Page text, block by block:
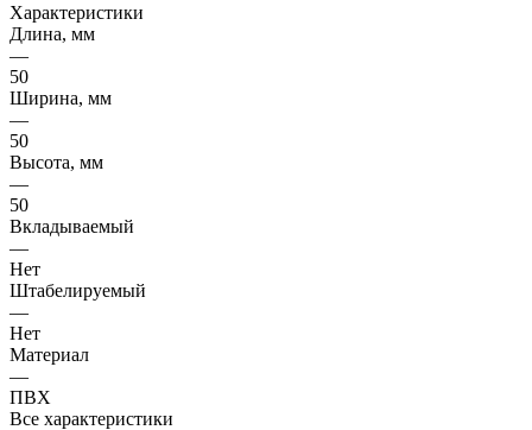
Характеристики
Длина, мм
—
50
Ширина, мм
—
50
Высота, мм
—
50
Вкладываемый
—
Нет
Штабелируемый
—
Нет
Материал
—
ПВХ
Все характеристики